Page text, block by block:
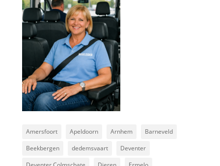
Amersfoort Apeldoorn Arnhem
Barneveld
Beekbergen
dedemsvaart
Deventer